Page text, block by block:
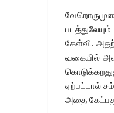
கேள்வி.
வகையில்
ஏற்பட்டால்
அதை